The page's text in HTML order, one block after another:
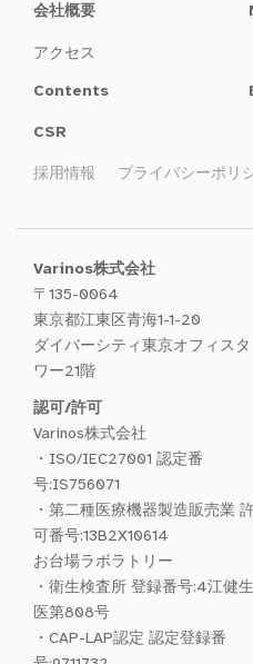
会社概要
アクセス
Contents
CSR
採用情報 プライバシーポリ
Varinos株式会社
〒135-0064
東京都江東区青海1-1-20
ダイバーシティ東京オフィスタ
ワー21階
認可/許可
Varinos株式会社
・ISO/IEC27001 認定番
号:IS756071
・第二種医療機器製造販売業
可番号:13B2X10614
お台場ラボラトリー
・衛生検査所 登録番号:4江健生
医第808号
・CAP-LAP認定 認定登録番